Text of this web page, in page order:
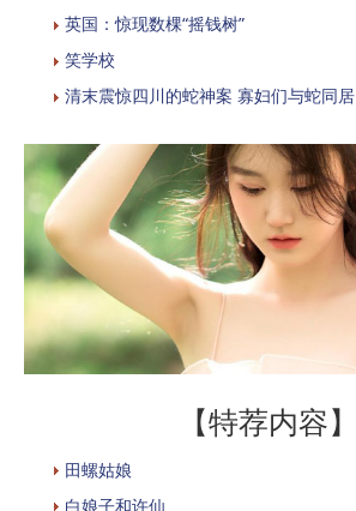
英国：惊现数棵“摇钱树”
笑学校
清末震惊四川的蛇神案 寡妇们与蛇同居
【特荐内容】
田螺姑娘
白娘子和许仙